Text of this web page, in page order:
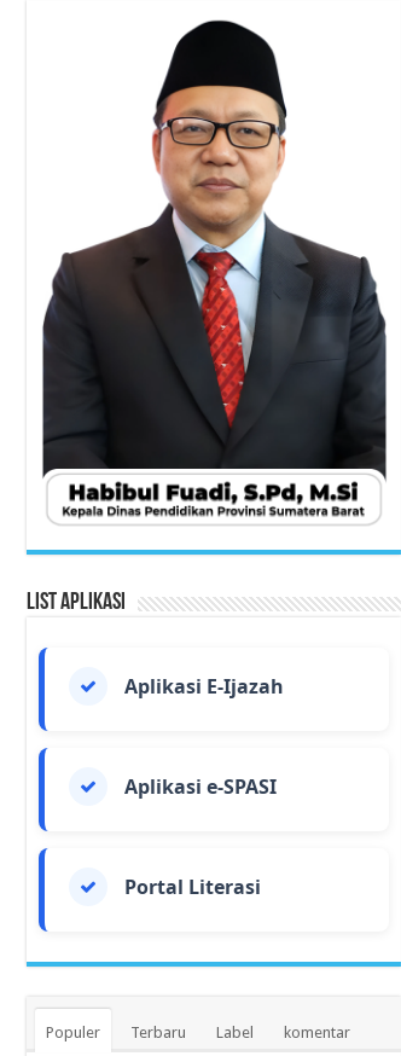
List Aplikasi
Aplikasi E-Ijazah
Aplikasi e-SPASI
Portal Literasi
Populer Terbaru Label komentar